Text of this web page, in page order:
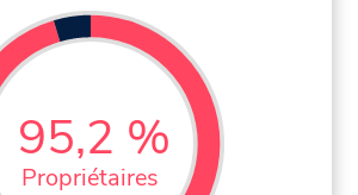
95,2 %
Propriétaires